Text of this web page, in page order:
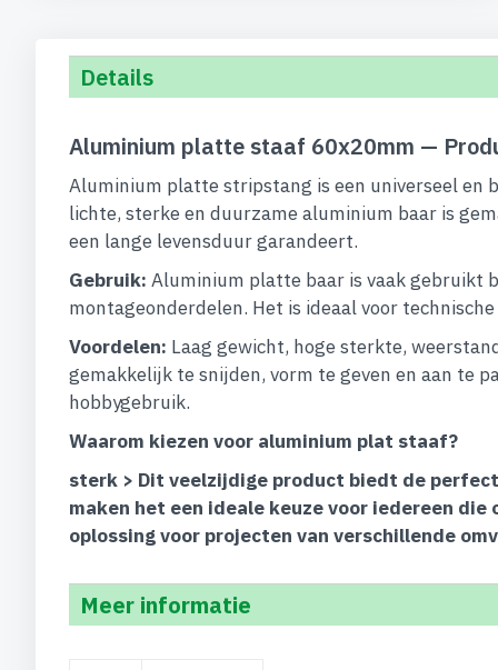
de
afbeeldingen-
Details
Aluminium platte staaf 60x20mm —
Aluminium platte stripstang is een universeel en
lichte, sterke en duurzame aluminium baar is
een lange levensduur garandeert.
Gebruik: Aluminium platte baar is vaak gebruikt
montageonderdelen. Het is ideaal voor
Voordelen: Laag gewicht, hoge sterkte,
gemakkelijk te snijden, vorm te geven en aan te
hobbygebruik.
Waarom kiezen voor aluminium plat staaf?
sterk > Dit veelzijdige product biedt de
maken het een ideale keuze voor iedereen
oplossing voor projecten van verschillende
Meer informatie